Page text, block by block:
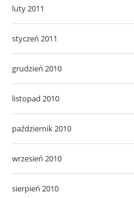
luty 2011
styczeń 2011
grudzień 2010
listopad 2010
październik 2010
wrzesień 2010
sierpień 2010